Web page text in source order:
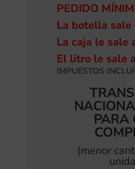
PEDIDO
La botella sale
La caja le sale
El litro le sale
IMPUESTOS
PARA
(menor